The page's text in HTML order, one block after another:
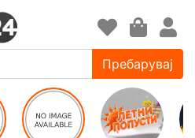
Пребарувај